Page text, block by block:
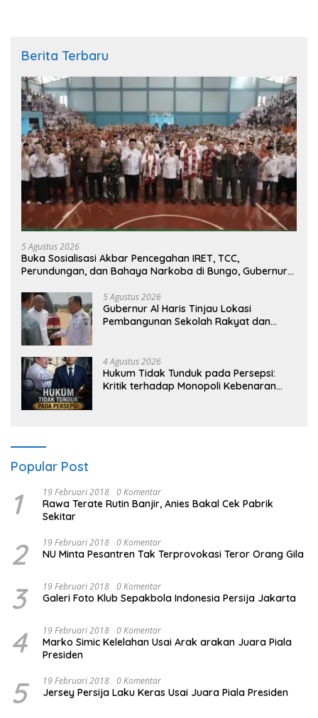
Berita Terbaru
5 Agustus 2026
Buka Sosialisasi Akbar Pencegahan IRET, TCC,
Perundungan, dan Bahaya Narkoba di Bungo, Gubernur
depan sudah ada di tangan”
5 Agustus 2026
Gubernur Al Haris Tinjau Lokasi
Pembangunan Sekolah Rakyat dan
4 Agustus 2026
Hukum Tidak Tunduk pada Persepsi:
Kritik terhadap Monopoli Kebenaran
Popular Post
1 19 Februari 2018 0 Komentar
Rawa Terate Rutin Banjir, Anies Bakal Cek Pabrik
Sekitar
2 19 Februari 2018 0 Komentar
NU Minta Pesantren Tak Terprovokasi Teror Orang Gila
3 19 Februari 2018 0 Komentar
Galeri Foto Klub Sepakbola Indonesia Persija Jakarta
4 19 Februari 2018 0 Komentar
Marko Simic Kelelahan Usai Arak arakan Juara Piala
Presiden
5 19 Februari 2018 0 Komentar
Jersey Persija Laku Keras Usai Juara Piala Presiden